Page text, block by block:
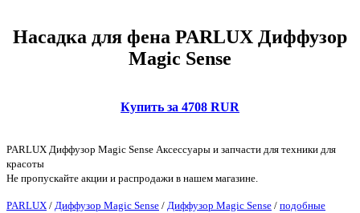
Насадка для фена PARLUX Диффузор
Magic Sense
Купить за 4708 RUR
PARLUX Диффузор Magic Sense Аксессуары и запчасти для техники для
красоты
Не пропускайте акции и распродажи в нашем магазине.
PARLUX / Диффузор Magic Sense / Диффузор Magic Sense / подобные